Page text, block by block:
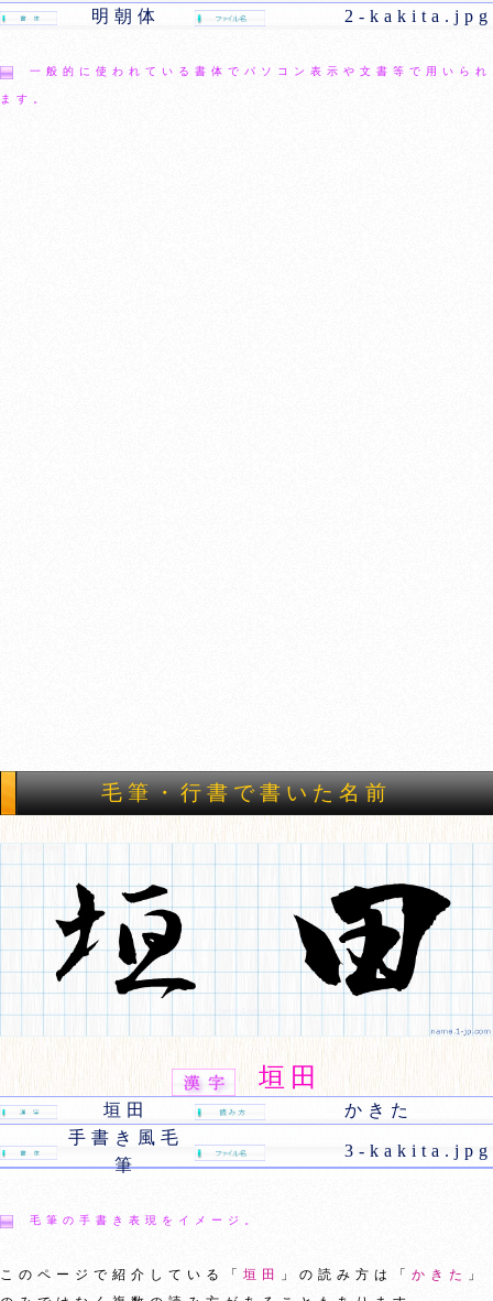
明朝体
2-kakita.jpg
一般的に使われている書体でパソコン表示や文書等で用いられ
ます。
毛筆・行書で書いた名前
垣田
垣田
かきた
手書き風毛
筆
3-kakita.jpg
毛筆の手書き表現をイメージ。
このページで紹介している「 垣田 」の読み方は「 かきた
」